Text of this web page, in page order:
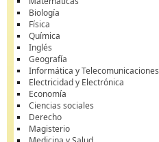
Biología
Física
Química
Inglés
Geografía
Informática y Telecomunicaciones
Electricidad y Electrónica
Economía
Ciencias sociales
Derecho
Magisterio